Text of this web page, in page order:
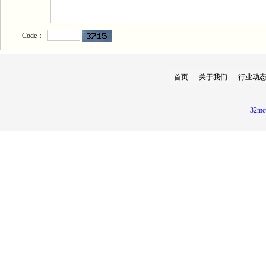
Code：
首页 关于我们 行业动态